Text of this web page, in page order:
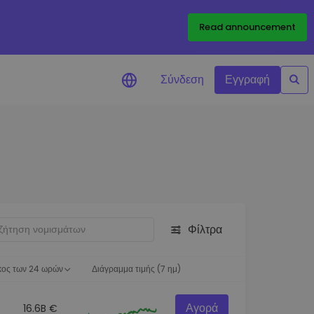
Read announcement
Σύνδεση Εγγραφή
Φίλτρα
των 24 ωρών Διάγραμμα τιμής (7 ημ)
16.6B € Αγορά